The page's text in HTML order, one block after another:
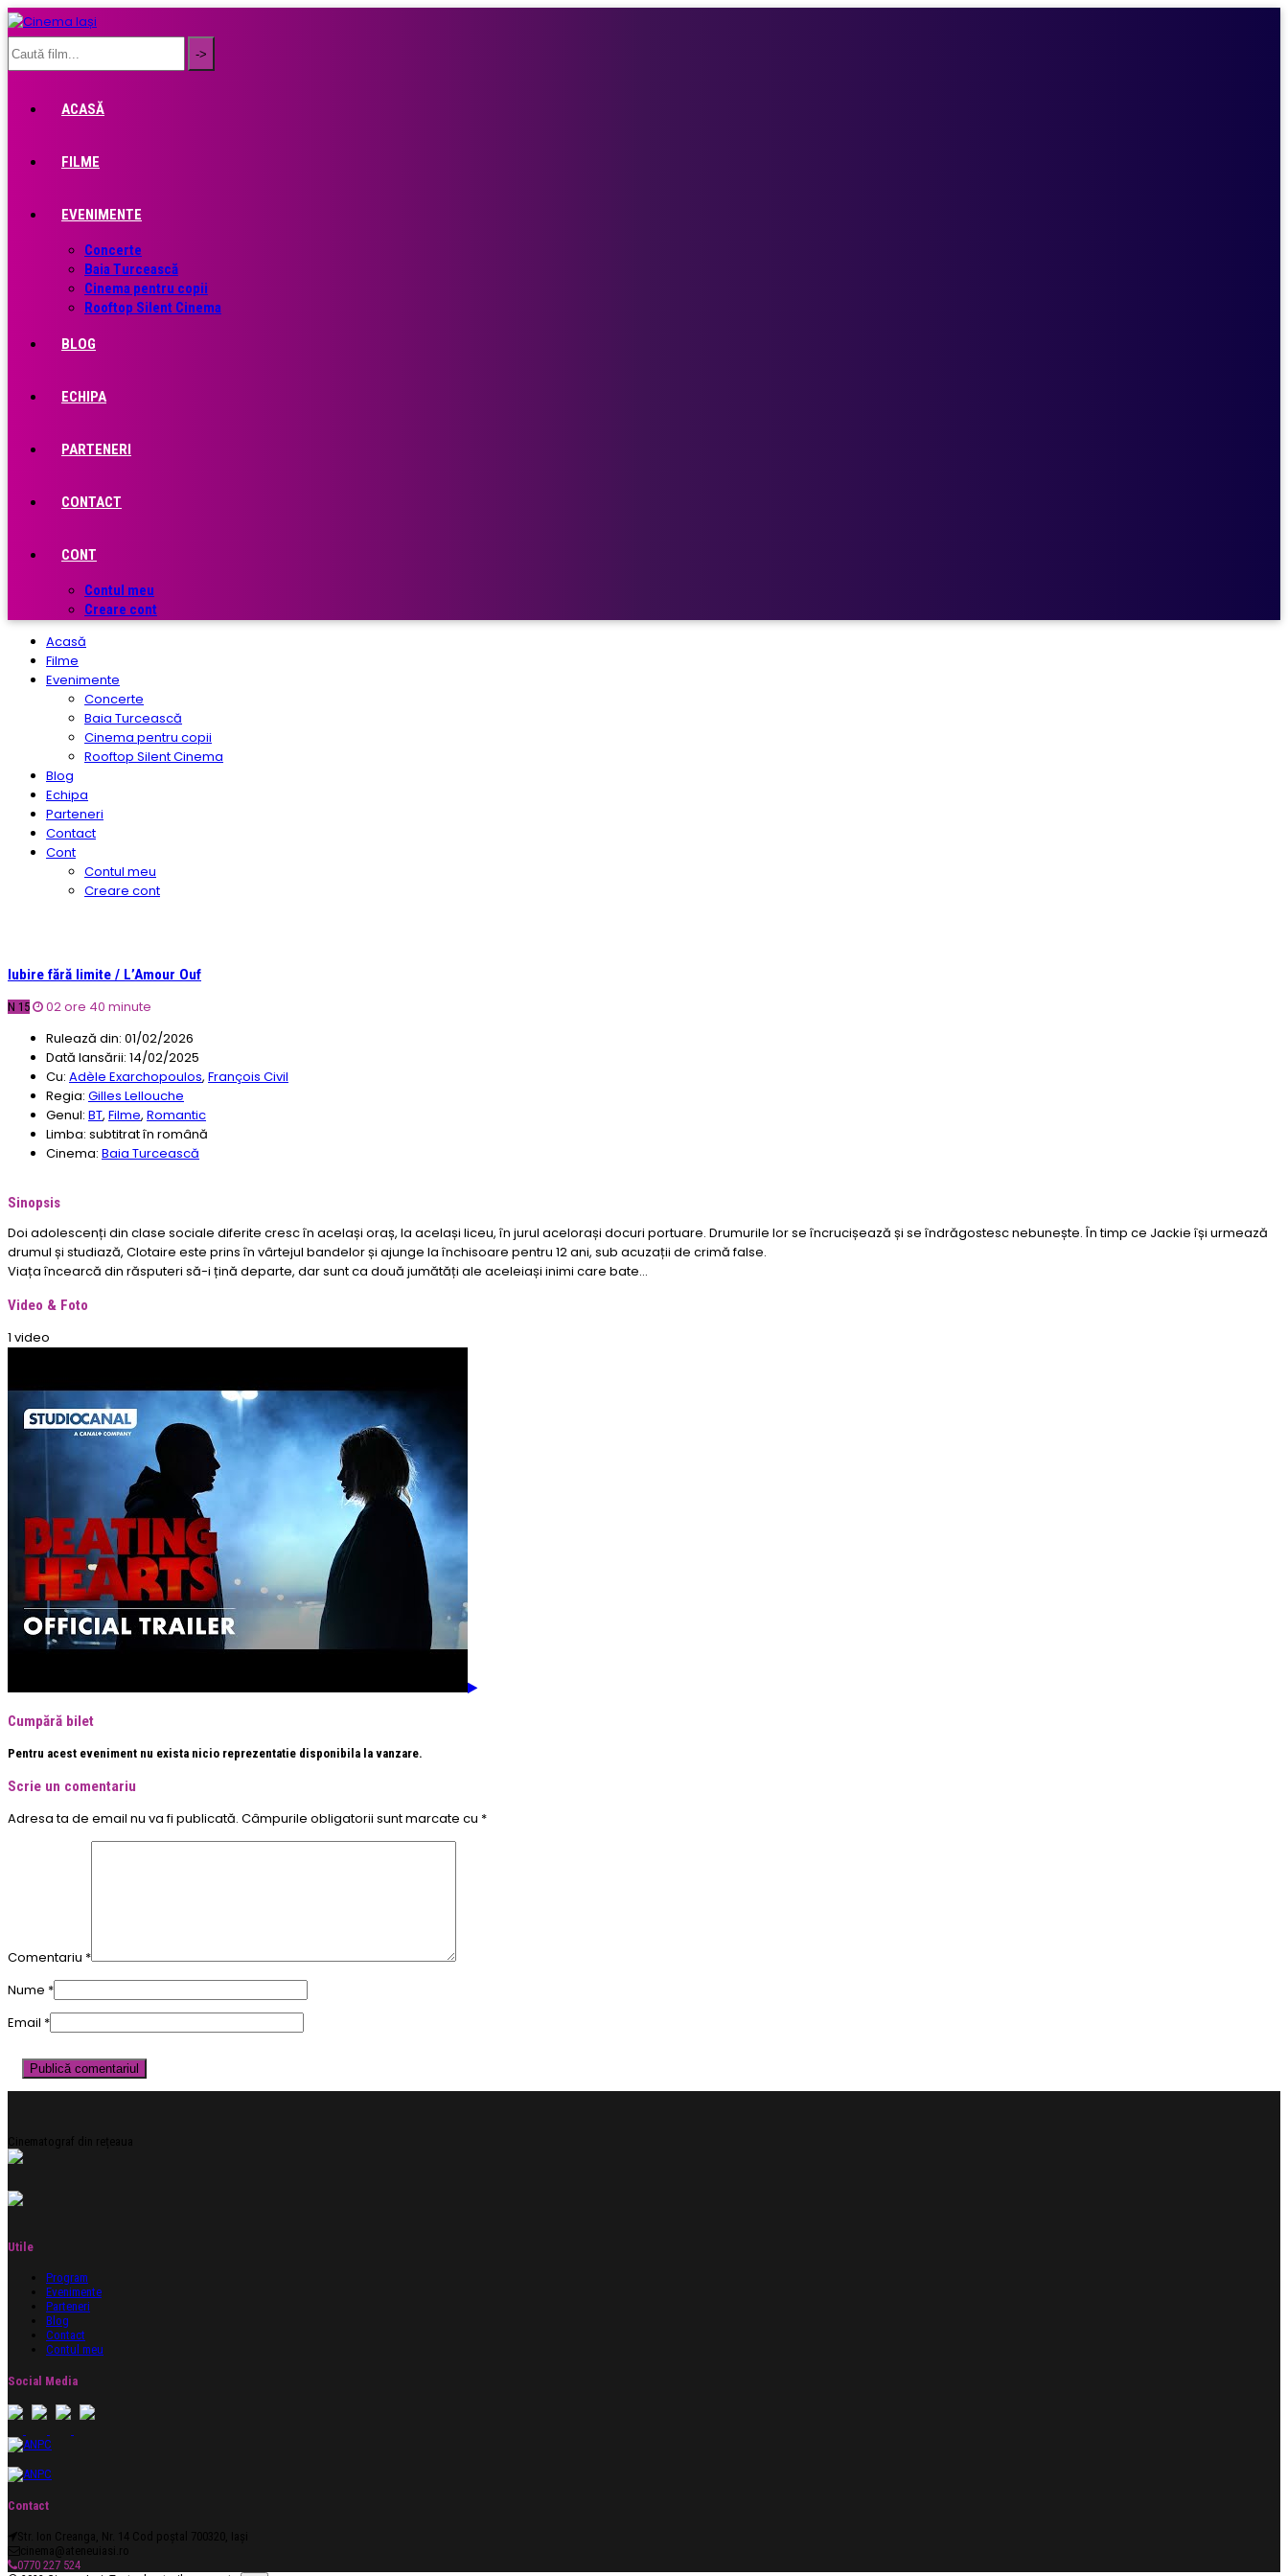
ACASĂ
FILME
EVENIMENTE
Concerte
Baia Turcească
Cinema pentru copii
Rooftop Silent Cinema
BLOG
ECHIPA
PARTENERI
CONTACT
CONT
Contul meu
Creare cont
Acasă
Filme
Evenimente
Concerte
Baia Turcească
Cinema pentru copii
Rooftop Silent Cinema
Blog
Echipa
Parteneri
Contact
Cont
Contul meu
Creare cont
Iubire fără limite / L’Amour Ouf
N 15
02 ore 40 minute
Rulează din: 01/02/2026
Dată lansării: 14/02/2025
Cu: Adèle Exarchopoulos, François Civil
Regia: Gilles Lellouche
Genul: BT, Filme, Romantic
Limba: subtitrat în română
Cinema: Baia Turcească
Sinopsis
Doi adolescenți din clase sociale diferite cresc în același oraș, la același liceu, în jurul acelorași docuri portuare. Drumurile lor se încrucișează și se îndrăgostesc nebunește. În timp ce Jackie își urmează
drumul și studiază, Clotaire este prins în vârtejul bandelor și ajunge la închisoare pentru 12 ani, sub acuzații de crimă false.
Viața încearcă din răsputeri să-i țină departe, dar sunt ca două jumătăți ale aceleiași inimi care bate…
Video & Foto
1 video
Cumpără bilet
Pentru acest eveniment nu exista nicio reprezentatie disponibila la vanzare.
Scrie un comentariu
Adresa ta de email nu va fi publicată. Câmpurile obligatorii sunt marcate cu *
Comentariu *
Nume *
Email *
Cinematograf din rețeaua
Utile
Program
Evenimente
Parteneri
Blog
Contact
Contul meu
Social Media
Contact
Str. Ion Creanga, Nr. 14 Cod poștal 700320, Iași
cinema@ateneuiasi.ro
0770 227 524